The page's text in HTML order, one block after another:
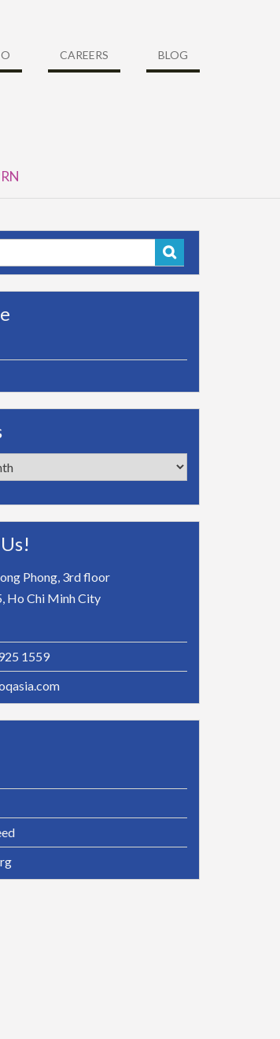
CAREERS BLOG
Phong, 3rd floor
Ho Chi Minh City
1559